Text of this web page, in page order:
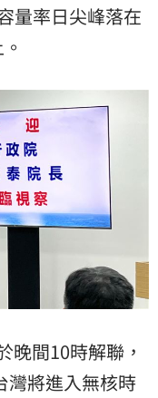
量率日尖峰落在
間10時解聯，
灣將進入無核時